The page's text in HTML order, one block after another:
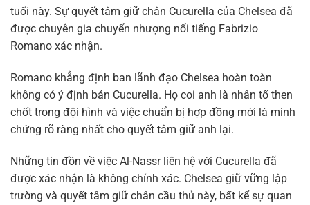
tuổi này. Sự quyết tâm giữ chân Cucurella của Chelsea đã
được chuyên gia chuyển nhượng nổi tiếng Fabrizio
Romano xác nhận.
Romano khẳng định ban lãnh đạo Chelsea hoàn toàn
không có ý định bán Cucurella. Họ coi anh là nhân tố then
chốt trong đội hình và việc chuẩn bị hợp đồng mới là minh
chứng rõ ràng nhất cho quyết tâm giữ anh lại.
Những tin đồn về việc Al-Nassr liên hệ với Cucurella đã
được xác nhận là không chính xác. Chelsea giữ vững lập
trường và quyết tâm giữ chân cầu thủ này, bất kể sự quan